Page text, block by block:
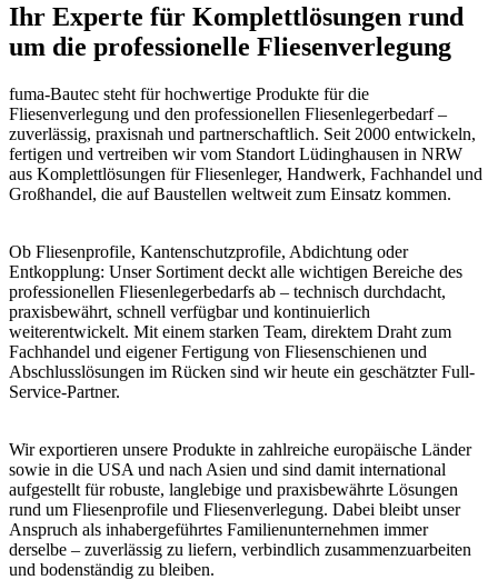
Ihr Experte für Komplettlösungen rund
um die professionelle Fliesenverlegung
fuma-Bautec steht für hochwertige Produkte für die
Fliesenverlegung und den professionellen Fliesenlegerbedarf –
zuverlässig, praxisnah und partnerschaftlich. Seit 2000 entwickeln,
fertigen und vertreiben wir vom Standort Lüdinghausen in NRW
aus Komplettlösungen für Fliesenleger, Handwerk, Fachhandel und
Großhandel, die auf Baustellen weltweit zum Einsatz kommen.
Ob Fliesenprofile, Kantenschutzprofile, Abdichtung oder
Entkopplung: Unser Sortiment deckt alle wichtigen Bereiche des
professionellen Fliesenlegerbedarfs ab – technisch durchdacht,
praxisbewährt, schnell verfügbar und kontinuierlich
weiterentwickelt. Mit einem starken Team, direktem Draht zum
Fachhandel und eigener Fertigung von Fliesenschienen und
Abschlusslösungen im Rücken sind wir heute ein geschätzter Full-
Service-Partner.
Wir exportieren unsere Produkte in zahlreiche europäische Länder
sowie in die USA und nach Asien und sind damit international
aufgestellt für robuste, langlebige und praxisbewährte Lösungen
rund um Fliesenprofile und Fliesenverlegung. Dabei bleibt unser
Anspruch als inhabergeführtes Familienunternehmen immer
derselbe – zuverlässig zu liefern, verbindlich zusammenzuarbeiten
und bodenständig zu bleiben.